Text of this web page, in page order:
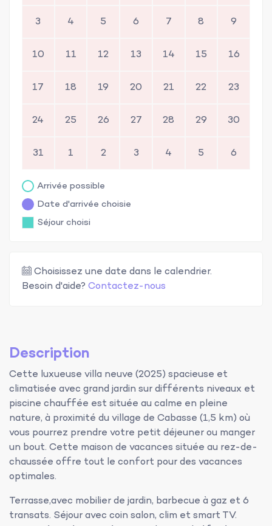
3 4 5 6 7 8 9
10 11 12 13 14 15 16
17 18 19 20 21 22 23
24 25 26 27 28 29 30
31 1 2 3 4 5 6
Arrivée possible
Date d'arrivée choisie
Séjour choisi
Choisissez une date dans le calendrier.
Besoin d'aide? Contactez-nous
Description
Cette luxueuse villa neuve (2025) spacieuse et
climatisée avec grand jardin sur différents niveaux et
piscine chauffée est située au calme en pleine
nature, à proximité du village de Cabasse (1,5 km) où
vous pourrez prendre votre petit déjeuner ou manger
un bout. Cette maison de vacances située au rez-de-
chaussée offre tout le confort pour des vacances
optimales.
Terrasse,avec mobilier de jardin, barbecue à gaz et 6
transats. Séjour avec coin salon, clim et smart TV.